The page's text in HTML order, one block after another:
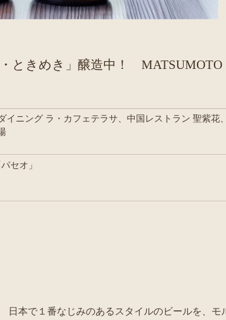
ときめき」醸造中！ MATSUMOTO
イニング ラ・カフェテラサ、中国レストラン 聖紫花
セオ」
日本で１番なじみのあるスタイルのビールを、モ